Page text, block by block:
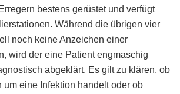
bestens gerüstet und verfügt
Während die übrigen vier
noch keine Anzeichen einer
wird der eine Patient engmaschig
abgeklärt. Es gilt zu klären, ob
um eine Infektion handelt oder ob